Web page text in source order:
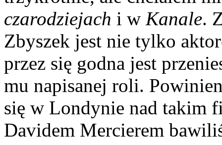
czarodziejach i w Kanale.
Zbyszek jest nie tylko
przez się godna jest
mu napisanej roli.
się w Londynie nad takim
Davidem Mercierem